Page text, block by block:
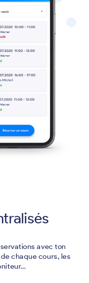
avec ton
chaque cours, les